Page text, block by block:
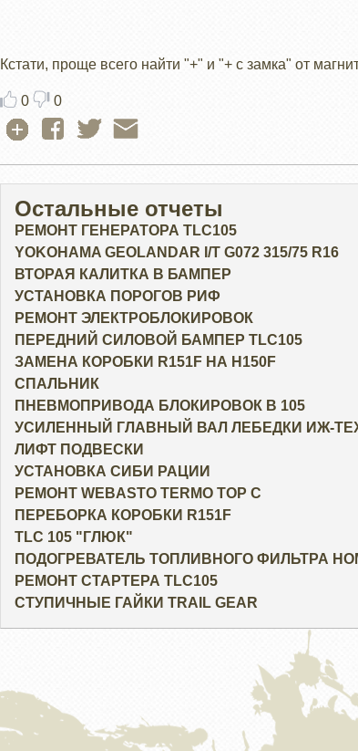
Кстати, проще всего найти "+" и "+ с замка" от
0 0
Остальные отчеты
РЕМОНТ ГЕНЕРАТОРА TLC105
YOKOHAMA GEOLANDAR I/T G072 315/75 R16
ВТОРАЯ КАЛИТКА В БАМПЕР
УСТАНОВКА ПОРОГОВ РИФ
РЕМОНТ ЭЛЕКТРОБЛОКИРОВОК
ПЕРЕДНИЙ СИЛОВОЙ БАМПЕР TLC105
ЗАМЕНА КОРОБКИ R151F НА H150F
СПАЛЬНИК
ПНЕВМОПРИВОДА БЛОКИРОВОК В 105
УСИЛЕННЫЙ ГЛАВНЫЙ ВАЛ ЛЕБЕДКИ ИЖ-
ЛИФТ ПОДВЕСКИ
УСТАНОВКА СИБИ РАЦИИ
РЕМОНТ WEBASTO TERMO TOP C
ПЕРЕБОРКА КОРОБКИ R151F
TLC 105 "ГЛЮК"
ПОДОГРЕВАТЕЛЬ ТОПЛИВНОГО ФИЛЬТРА
РЕМОНТ СТАРТЕРА TLC105
СТУПИЧНЫЕ ГАЙКИ TRAIL GEAR